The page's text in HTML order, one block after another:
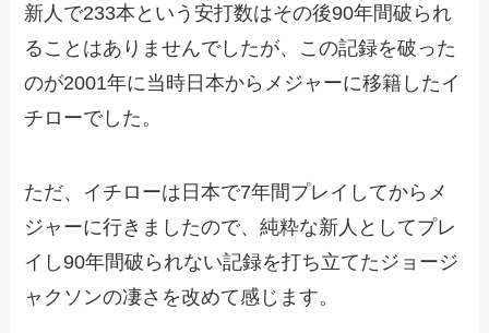
新人で233本という安打数はその後90年間破られ
ることはありませんでしたが、この記録を破った
のが2001年に当時日本からメジャーに移籍したイ
チローでした。
ただ、イチローは日本で7年間プレイしてからメ
ジャーに行きましたので、純粋な新人としてプレ
イし90年間破られない記録を打ち立てたジョージ
ャクソンの凄さを改めて感じます。